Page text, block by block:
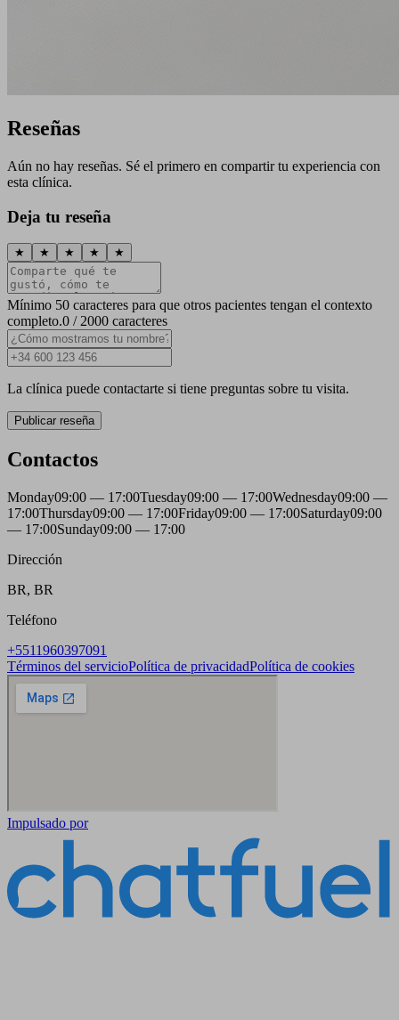
Reseñas
Aún no hay reseñas. Sé el primero en compartir tu experiencia con
esta clínica.
Deja tu reseña
★ ★ ★ ★ ★
Mínimo 50 caracteres para que otros pacientes tengan el contexto
completo.0 / 2000 caracteres
La clínica puede contactarte si tiene preguntas sobre tu visita.
Publicar reseña
Contactos
Monday09:00 — 17:00Tuesday09:00 — 17:00Wednesday09:00 —
17:00Thursday09:00 — 17:00Friday09:00 — 17:00Saturday09:00
— 17:00Sunday09:00 — 17:00
Dirección
BR, BR
Teléfono
+5511960397091
Términos del servicioPolítica de privacidadPolítica de cookies
Impulsado por